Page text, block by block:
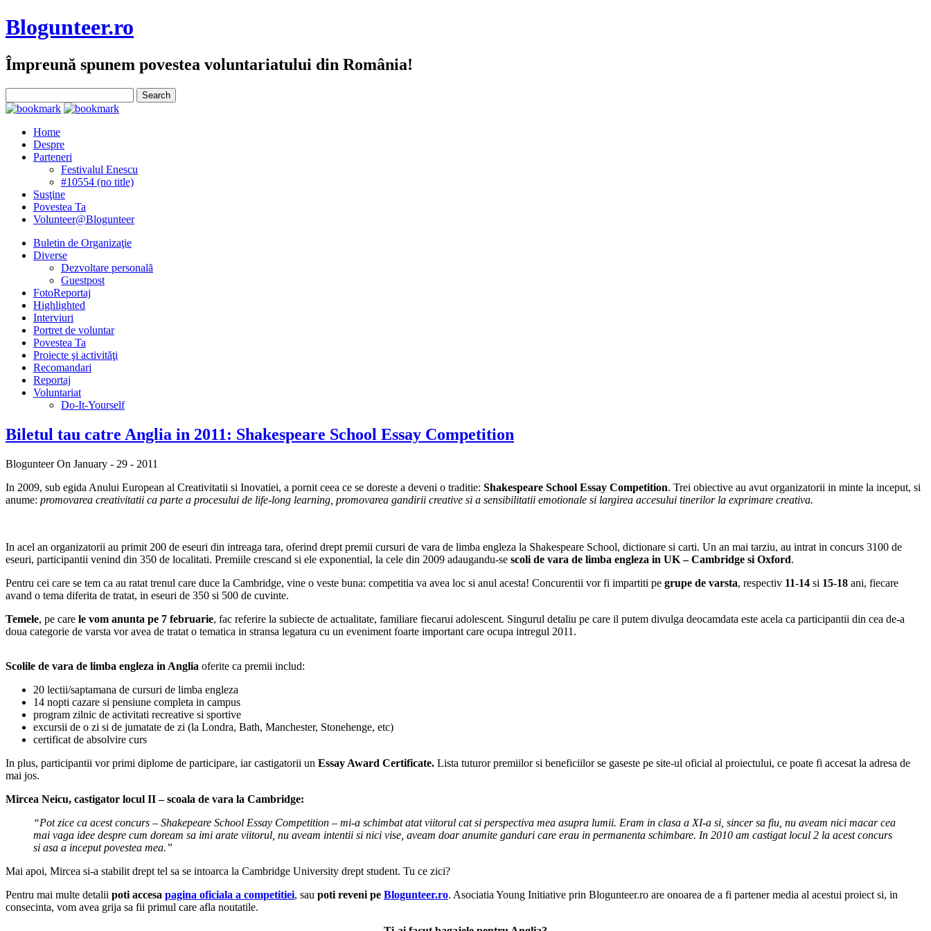
Blogunteer.ro
Împreună spunem povestea voluntariatului din România!
Home
Despre
Parteneri
Festivalul Enescu
#10554 (no title)
Susţine
Povestea Ta
Volunteer@Blogunteer
Buletin de Organizaţie
Diverse
Dezvoltare personală
Guestpost
FotoReportaj
Highlighted
Interviuri
Portret de voluntar
Povestea Ta
Proiecte şi activităţi
Recomandari
Reportaj
Voluntariat
Do-It-Yourself
Biletul tau catre Anglia in 2011: Shakespeare School Essay Competition
Blogunteer On January - 29 - 2011
In 2009, sub egida Anului European al Creativitatii si Inovatiei, a pornit ceea ce se doreste a deveni o traditie: Shakespeare School Essay Competition. Trei obiective au avut organizatorii in minte la inceput, si
anume: promovarea creativitatii ca parte a procesului de life-long learning, promovarea gandirii creative si a sensibilitatii emotionale si largirea accesului tinerilor la exprimare creativa.
In acel an organizatorii au primit 200 de eseuri din intreaga tara, oferind drept premii cursuri de vara de limba engleza la Shakespeare School, dictionare si carti. Un an mai tarziu, au intrat in concurs 3100 de
eseuri, participantii venind din 350 de localitati. Premiile crescand si ele exponential, la cele din 2009 adaugandu-se scoli de vara de limba engleza in UK – Cambridge si Oxford.
Pentru cei care se tem ca au ratat trenul care duce la Cambridge, vine o veste buna: competitia va avea loc si anul acesta! Concurentii vor fi impartiti pe grupe de varsta, respectiv 11-14 si 15-18 ani, fiecare
avand o tema diferita de tratat, in eseuri de 350 si 500 de cuvinte.
Temele, pe care le vom anunta pe 7 februarie, fac referire la subiecte de actualitate, familiare fiecarui adolescent. Singurul detaliu pe care il putem divulga deocamdata este acela ca participantii din cea de-a
doua categorie de varsta vor avea de tratat o tematica in stransa legatura cu un eveniment foarte important care ocupa intregul 2011.
Scolile de vara de limba engleza in Anglia oferite ca premii includ:
20 lectii/saptamana de cursuri de limba engleza
14 nopti cazare si pensiune completa in campus
program zilnic de activitati recreative si sportive
excursii de o zi si de jumatate de zi (la Londra, Bath, Manchester, Stonehenge, etc)
certificat de absolvire curs
In plus, participantii vor primi diplome de participare, iar castigatorii un Essay Award Certificate. Lista tuturor premiilor si beneficiilor se gaseste pe site-ul oficial al proiectului, ce poate fi accesat la adresa de
mai jos.
Mircea Neicu, castigator locul II – scoala de vara la Cambridge:
“Pot zice ca acest concurs – Shakepeare School Essay Competition – mi-a schimbat atat viitorul cat si perspectiva mea asupra lumii. Eram in clasa a XI-a si, sincer sa fiu, nu aveam nici macar cea
mai vaga idee despre cum doream sa imi arate viitorul, nu aveam intentii si nici vise, aveam doar anumite ganduri care erau in permanenta schimbare. In 2010 am castigat locul 2 la acest concurs
si asa a inceput povestea mea.”
Mai apoi, Mircea si-a stabilit drept tel sa se intoarca la Cambridge University drept student. Tu ce zici?
Pentru mai multe detalii poti accesa pagina oficiala a competitiei, sau poti reveni pe Blogunteer.ro. Asociatia Young Initiative prin Blogunteer.ro are onoarea de a fi partener media al acestui proiect si, in
consecinta, vom avea grija sa fii primul care afla noutatile.